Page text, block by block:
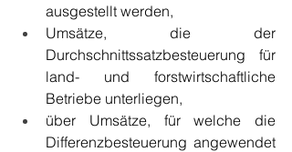
ausgestellt werden,
Umsätze, die der
Durchschnittssatzbesteuerung für
land- und forstwirtschaftliche
Betriebe unterliegen,
über Umsätze, für welche die
Differenzbesteuerung angewendet